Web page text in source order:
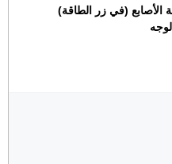
(في زر الطاقة)